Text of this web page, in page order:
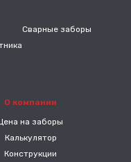
Сварные заборы
О компании
на заборы
Калькулятор
Конструкции